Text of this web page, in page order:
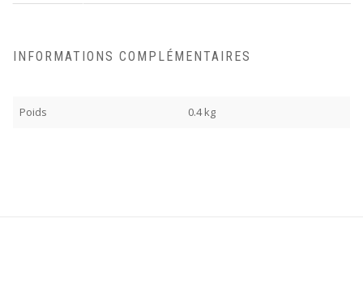
INFORMATIONS COMPLÉMENTAIRES
Poids 0.4 kg